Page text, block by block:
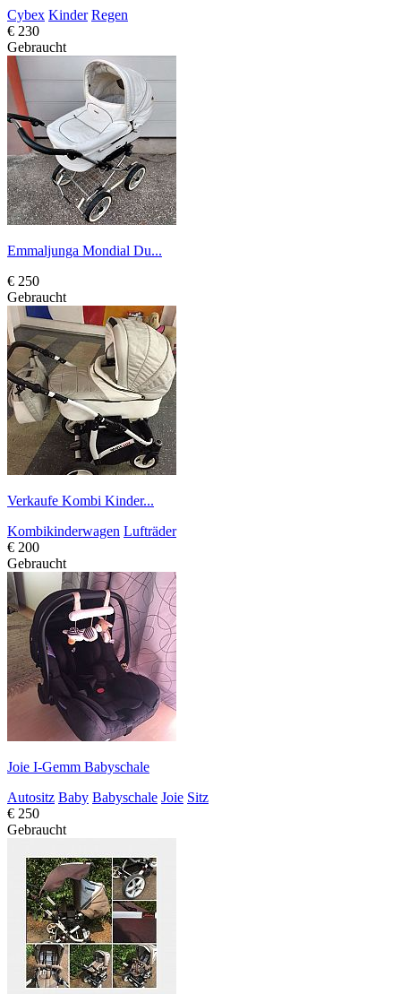
Cybex Kinder Regen
€ 230
Gebraucht
Emmaljunga Mondial Du...
€ 250
Gebraucht
Verkaufe Kombi Kinder...
Kombikinderwagen Lufträder
€ 200
Gebraucht
Joie I-Gemm Babyschale
Autositz Baby Babyschale Joie Sitz
€ 250
Gebraucht